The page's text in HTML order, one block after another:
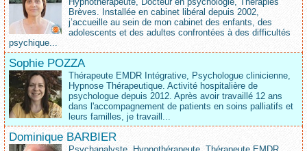
Brèves. Installée en cabinet libéral depuis 2002,
j’accueille au sein de mon cabinet des enfants, des
adolescents et des adultes confrontées à des difficultés
psychique...
Sophie POZZA
Thérapeute EMDR Intégrative, Psychologue clinicienne,
Hypnose Thérapeutique. Activité hospitalière de
psychologue depuis 2012. Après avoir travaillé 12 ans
dans l'accompagnement de patients en soins palliatifs et
leurs familles, je travaill...
Dominique BARBIER